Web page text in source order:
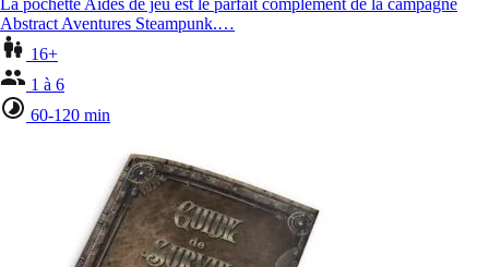
Abstract Aventures Steampunk.…
16+
1 à 6
60-120 min